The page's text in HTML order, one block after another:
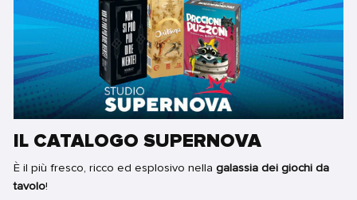
IL CATALOGO SUPERNOVA
È il più fresco, ricco ed esplosivo nella galassia dei giochi da
tavolo!